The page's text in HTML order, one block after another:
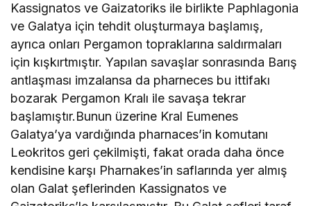
Kassignatos ve Gaizatoriks ile birlikte Paphlagonia
ve Galatya için tehdit oluşturmaya başlamış,
ayrıca onları Pergamon topraklarına saldırmaları
için kışkırtmıştır. Yapılan savaşlar sonrasında Barış
antlaşması imzalansa da pharneces bu ittifakı
bozarak Pergamon Kralı ile savaşa tekrar
başlamıştır.Bunun üzerine Kral Eumenes
Galatya’ya vardığında pharnaces’in komutanı
Leokritos geri çekilmişti, fakat orada daha önce
kendisine karşı Pharnakes’in saflarında yer almış
olan Galat şeflerinden Kassignatos ve